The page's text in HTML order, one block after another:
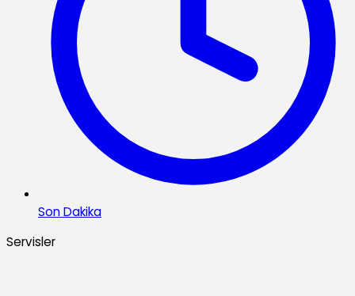
Son Dakika
Servisler